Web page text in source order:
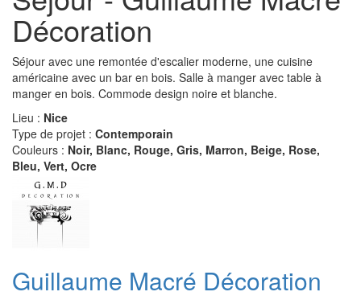
Décoration
Séjour avec une remontée d'escalier moderne, une cuisine
américaine avec un bar en bois. Salle à manger avec table à
manger en bois. Commode design noire et blanche.
Lieu : Nice
Type de projet : Contemporain
Couleurs : Noir, Blanc, Rouge, Gris, Marron, Beige, Rose,
Bleu, Vert, Ocre
Guillaume Macré Décoration